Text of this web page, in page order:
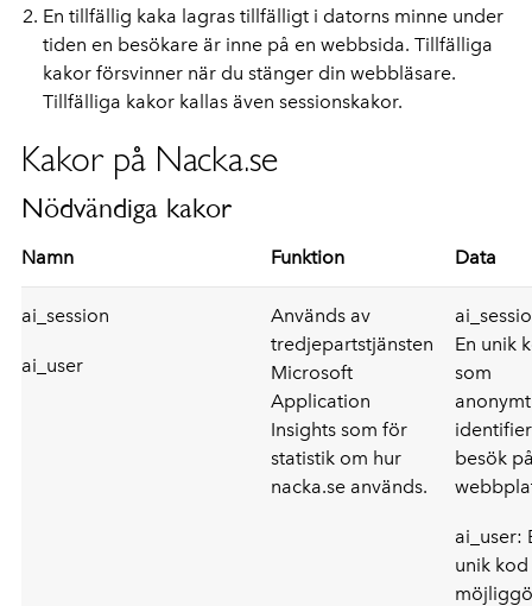
En tillfällig kaka lagras tillfälligt i datorns minne under
tiden en besökare är inne på en webbsida. Tillfälliga
kakor försvinner när du stänger din webbläsare.
Tillfälliga kakor kallas även sessionskakor.
Kakor på Nacka.se
Nödvändiga kakor
Namn Funktion Data
ai_session
ai_user
Används av
tredjepartstjänsten
Microsoft
Application
Insights som för
statistik om hur
nacka.se används.
En unik
som
anonymt
besök
ai_user:
unik